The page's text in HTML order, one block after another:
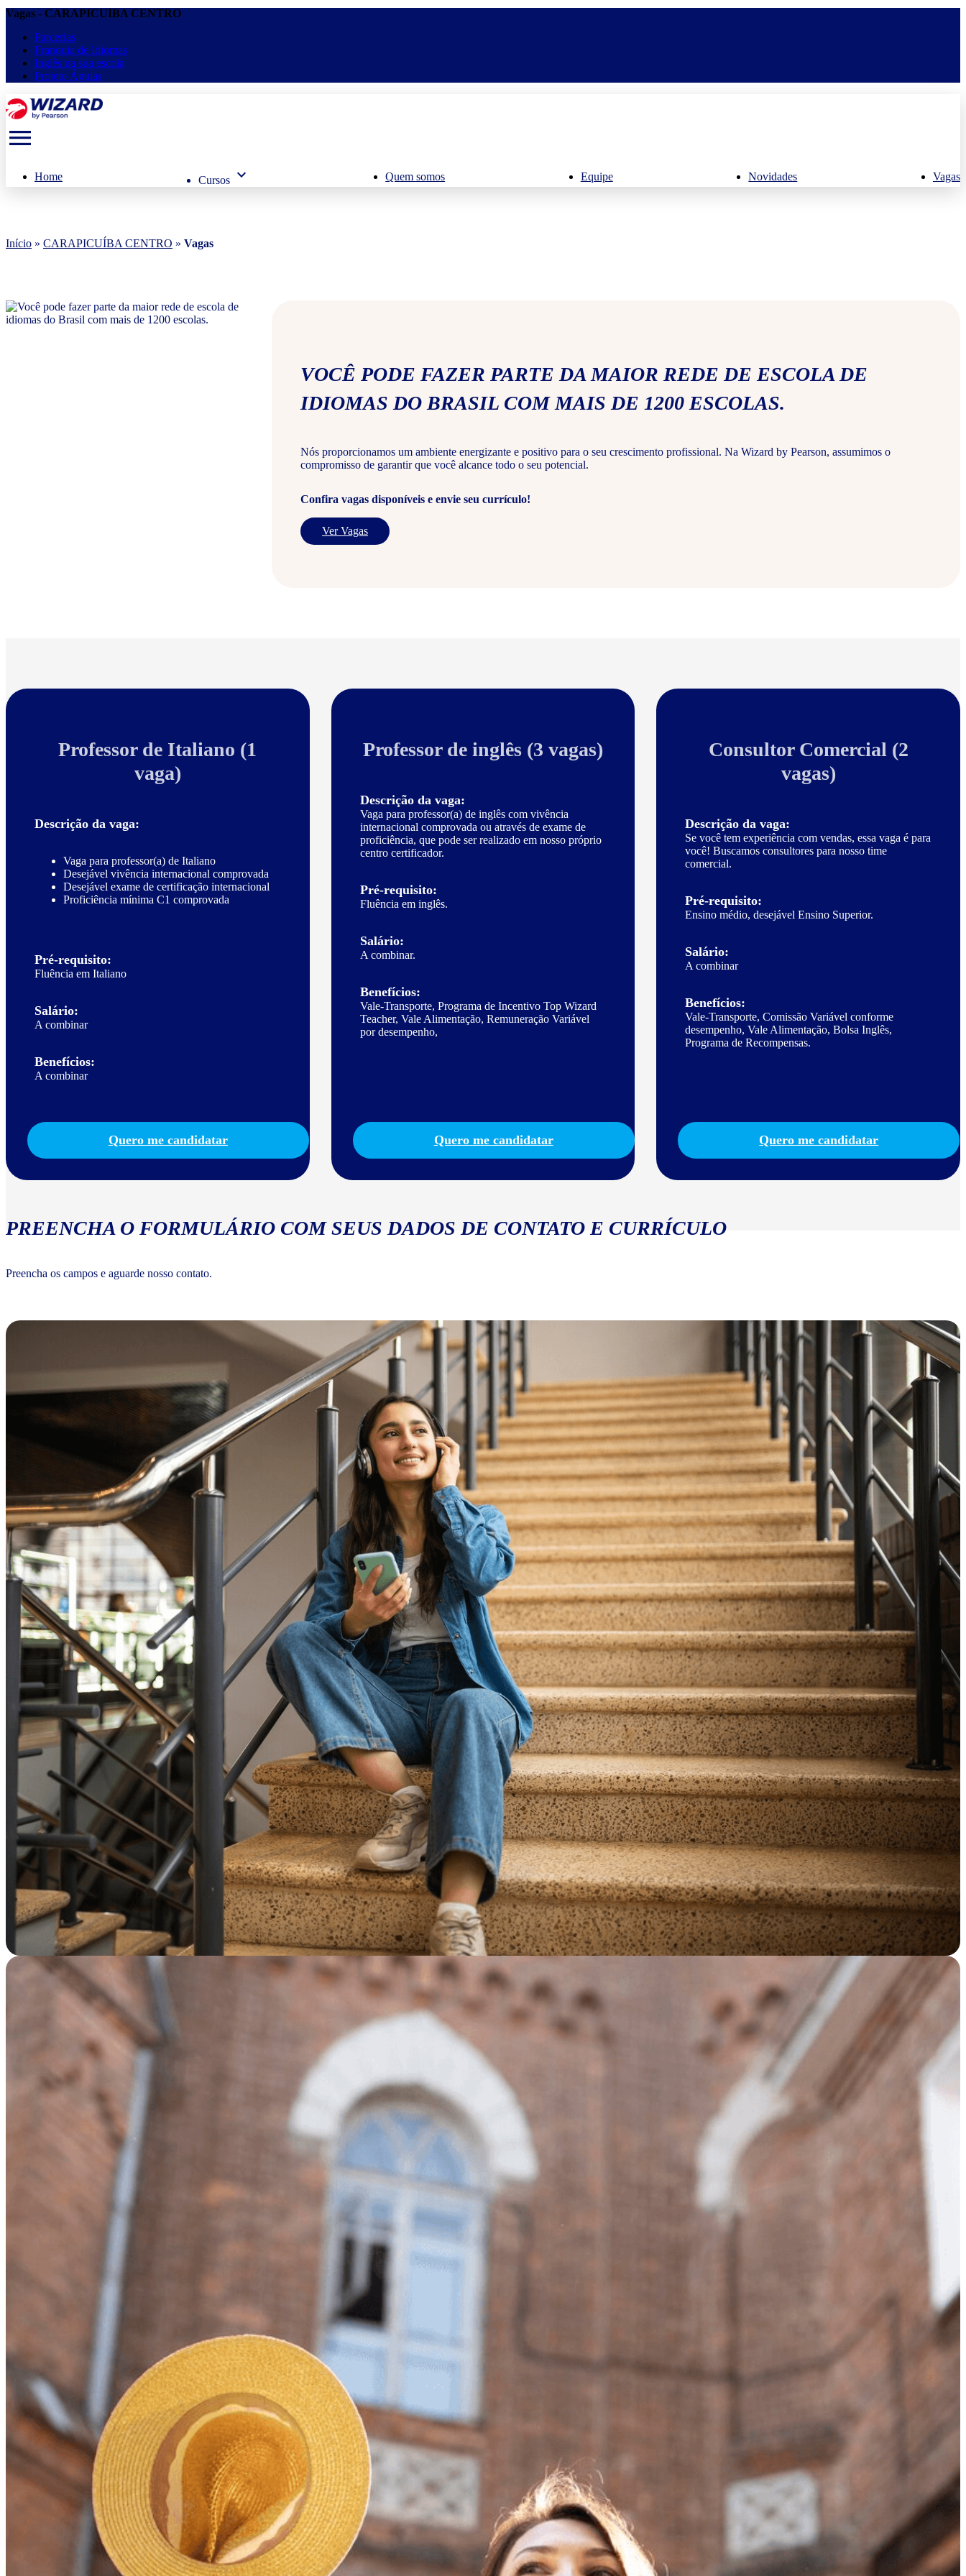
Vagas - CARAPICUÍBA CENTRO
Parcerias
Franquia de Idiomas
Inglês na sua escola
Projeto Águias
menu
Home Cursos keyboard_arrow_down Quem somos Equipe Novidades Vagas
Início » CARAPICUÍBA CENTRO » Vagas
VOCÊ PODE FAZER PARTE DA MAIOR REDE DE ESCOLA DE
IDIOMAS DO BRASIL COM MAIS DE 1200 ESCOLAS.
Nós proporcionamos um ambiente energizante e positivo para o seu crescimento profissional. Na Wizard by Pearson, assumimos o
compromisso de garantir que você alcance todo o seu potencial.
Confira vagas disponíveis e envie seu currículo!
Ver Vagas
Professor de Italiano (1
vaga)
Descrição da vaga:
Vaga para professor(a) de Italiano
Desejável vivência internacional comprovada
Desejável exame de certificação internacional
Proficiência mínima C1 comprovada
Pré-requisito:
Fluência em Italiano
Salário:
A combinar
Benefícios:
A combinar
Quero me candidatar
Professor de inglês (3 vagas)
Descrição da vaga:
Vaga para professor(a) de inglês com vivência
internacional comprovada ou através de exame de
proficiência, que pode ser realizado em nosso próprio
centro certificador.
Pré-requisito:
Fluência em inglês.
Salário:
A combinar.
Benefícios:
Vale-Transporte, Programa de Incentivo Top Wizard
Teacher, Vale Alimentação, Remuneração Variável
por desempenho,
Quero me candidatar
Consultor Comercial (2
vagas)
Descrição da vaga:
Se você tem experiência com vendas, essa vaga é para
você! Buscamos consultores para nosso time
comercial.
Pré-requisito:
Ensino médio, desejável Ensino Superior.
Salário:
A combinar
Benefícios:
Vale-Transporte, Comissão Variável conforme
desempenho, Vale Alimentação, Bolsa Inglês,
Programa de Recompensas.
Quero me candidatar
PREENCHA O FORMULÁRIO COM SEUS DADOS DE CONTATO E CURRÍCULO
Preencha os campos e aguarde nosso contato.